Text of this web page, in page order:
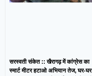
सरस्वती संकेत :: खैरागढ़ में कांग्रेस का
स्मार्ट मीटर हटाओ अभियान तेज, घर-घर